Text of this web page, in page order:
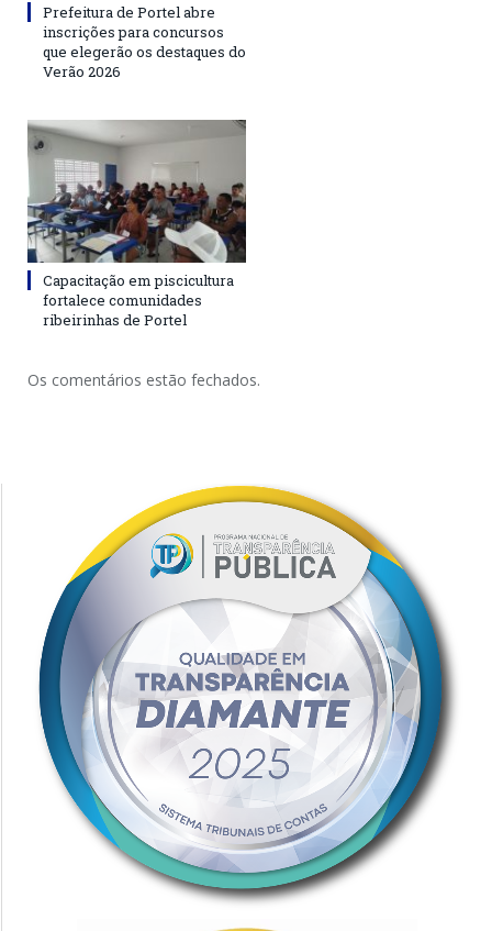
Prefeitura de Portel abre
inscrições para concursos
que elegerão os destaques do
Verão 2026
Capacitação em piscicultura
fortalece comunidades
ribeirinhas de Portel
Os comentários estão fechados.